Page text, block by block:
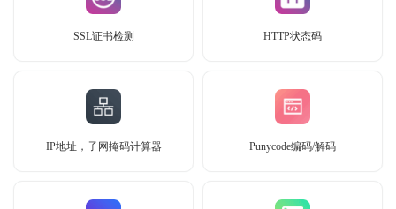
SSL证书检测 HTTP状态码
IP地址，子网掩码计算器 Punycode编码/解码